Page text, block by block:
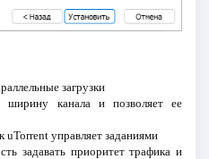
загрузки
ширину канала и позволяет ее
управляет заданиями
задавать приоритет трафика и